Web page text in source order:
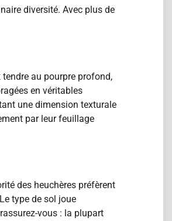
diversité. Avec plus de
au pourpre profond,
en véritables
une dimension texturale
par leur feuillage
des heuchères préfèrent
type de sol joue
vous : la plupart